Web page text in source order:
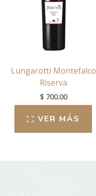
Lungarotti Montefalco
Riserva
$700.00
VER MÁS